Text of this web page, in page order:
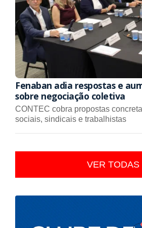
Fenaban adia respostas e
sobre negociação coletiva
CONTEC cobra propostas
sociais, sindicais e trabalhistas
VER TODAS